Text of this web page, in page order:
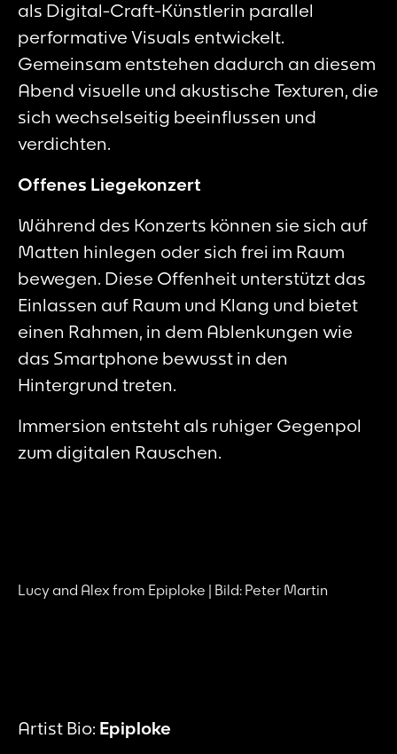
als Digital-Craft-Künstlerin parallel
performative Visuals entwickelt.
Gemeinsam entstehen dadurch an diesem
Abend visuelle und akustische Texturen, die
sich wechselseitig beeinflussen und
verdichten.
Offenes Liegekonzert
Während des Konzerts können sie sich auf
Matten hinlegen oder sich frei im Raum
bewegen. Diese Offenheit unterstützt das
Einlassen auf Raum und Klang und bietet
einen Rahmen, in dem Ablenkungen wie
das Smartphone bewusst in den
Hintergrund treten.
Immersion entsteht als ruhiger Gegenpol
zum digitalen Rauschen.
Lucy and Alex from Epiploke | Bild: Peter Martin
Artist Bio: Epiploke